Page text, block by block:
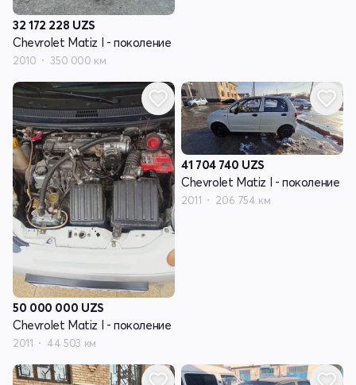
32 172 228 UZS
Chevrolet Matiz I - поколение
2010 350 000 км
50 000 000 UZS
Chevrolet Matiz I - поколение
2011 44 503 км
41 704 740 UZS
Chevrolet Matiz I - поколение
2011 206 754 км